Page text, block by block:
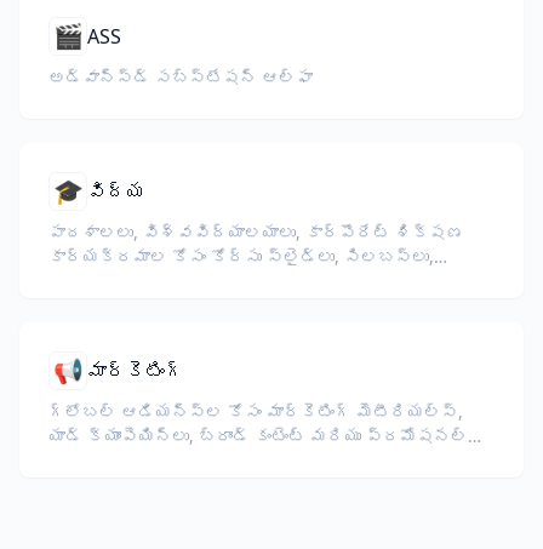
🎬 ASS
అడ్వాన్స్‌డ్ సబ్‌స్టేషన్ ఆల్ఫా
🎓 విద్య
పాఠశాలలు, విశ్వవిద్యాలయాలు, కార్పొరేట్ శిక్షణ
కార్యక్రమాల కోసం కోర్సు స్లైడ్లు, సిలబస్‌లు,
📢 మార్కెటింగ్
గ్లోబల్ ఆడియన్స్‌ల కోసం మార్కెటింగ్ మెటీరియల్స్,
యాడ్ క్యాంపెయిన్లు, బ్రాండ్ కంటెంట్ మరియు ప్రమోషనల్